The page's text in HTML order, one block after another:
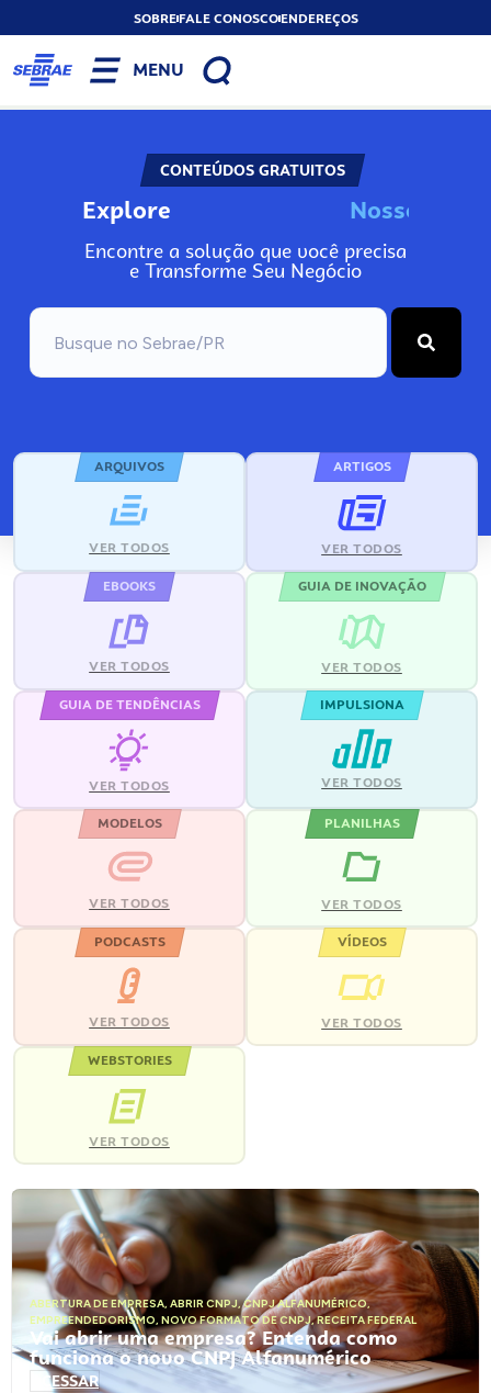
SOBREFALE CONOSCOENDEREÇOS
MENU
CONTEÚDOS GRATUITOS
Explore Nosso
Encontre a solução que você precisa
e Transforme Seu Negócio
ARQUIVOS
VER TODOS
ARTIGOS
VER TODOS
EBOOKS
VER TODOS
GUIA DE INOVAÇÃO
VER TODOS
GUIA DE TENDÊNCIAS
VER TODOS
IMPULSIONA
VER TODOS
MODELOS
VER TODOS
PLANILHAS
VER TODOS
PODCASTS
VER TODOS
VÍDEOS
VER TODOS
WEBSTORIES
VER TODOS
ABERTURA DE EMPRESA, ABRIR CNPJ,CNPJ ALFANUMÉRICO,
EMPREENDEDORISMO, NOVO FORMATO DE CNPJ,RECEITA FEDERAL
Vai abrir uma empresa? Entenda como
funciona o novo CNPJ Alfanumérico
ACESSAR